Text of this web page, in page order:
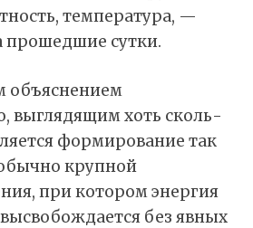
температура, —
прошедшие сутки.
объяснением
выглядящим хоть сколь-
формирование так
крупной
при котором энергия
без явных